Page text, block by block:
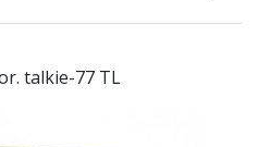
talkie-77 TL